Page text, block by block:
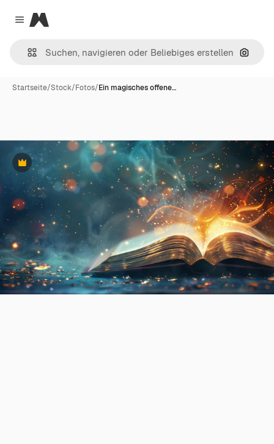
Close menu
Magnific
Nach
Startseite/Stock/Fotos/Ein magisches offene…
Premium